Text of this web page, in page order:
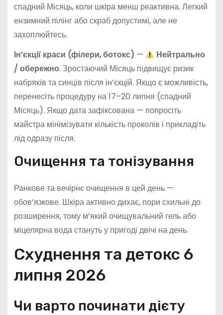
спадний Місяць, коли шкіра менш реактивна. Легкий
ензимний пілінг або скраб допустимі, але не
захоплюйтесь.
Ін’єкції краси (філери, ботокс) —
Нейтрально
/ обережно. Зростаючий Місяць підвищує ризик
набряків та синців після ін’єкцій. Якщо є можливість,
перенесіть процедуру на 17–20 липня (спадний
Місяць). Якщо дата зафіксована — попросіть
майстра мінімізувати кількість проколів і прикладіть
лід одразу після.
Очищення та тонізування
Ранкове та вечірнє очищення в цей день —
обов’язкове. Шкіра активно дихає, пори схильні до
розширення, тому м’який очищувальний гель або
міцелярна вода стануть у пригоді двічі на день.
Схуднення та детокс 6
липня 2026
Чи варто починати дієту